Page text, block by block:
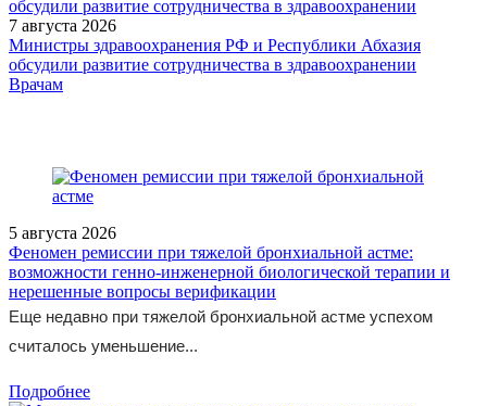
7 августа 2026
Министры здравоохранения РФ и Республики Абхазия
обсудили развитие сотрудничества в здравоохранении
/doctor/neurology/innovatsionnye-protivorevmaticheskie-preparaty-
Врачам
5 августа 2026
Феномен ремиссии при тяжелой бронхиальной астме:
возможности генно-инженерной биологической терапии и
нерешенные вопросы верификации
Еще недавно при тяжелой бронхиальной астме успехом
считалось уменьшение...
Подробнее